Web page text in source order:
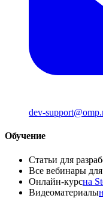
dev-
Обучение
Статьи для
Все вебинары для
Онлайн-курсна
Видеоматериалы